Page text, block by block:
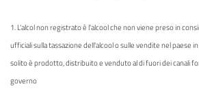
1. L'alcol non registrato è l'alcool che non viene preso in
ufficiali sulla tassazione dell'alcool o sulle vendite nel paese
solito è prodotto, distribuito e venduto al di fuori dei canali
governo